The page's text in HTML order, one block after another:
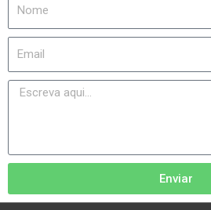
Enviar